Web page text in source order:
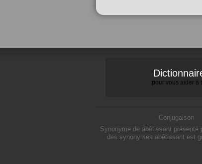
pour vous aider à
Conjugaison
Synonyme de abêtissant
des synonymes abêtissant est